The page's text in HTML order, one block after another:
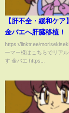
【肝不全・緩和ケア
金バエへ肝臓移植
https://linktr.ee/
ーマー様はこちらでリア
す 金バエ https...